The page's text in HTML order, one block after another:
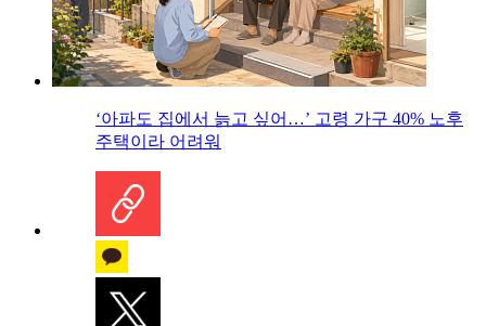
‘아파도 집에서 늙고 싶어…’ 고령 가구 40% 노후
주택이라 어려워